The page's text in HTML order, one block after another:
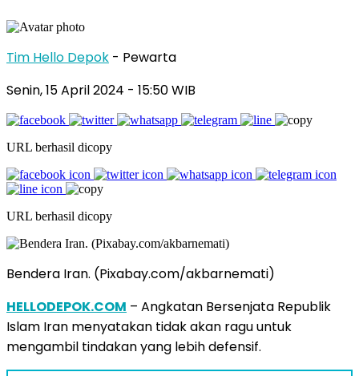
Tim Hello Depok - Pewarta
Senin, 15 April 2024 - 15:50 WIB
URL berhasil dicopy
URL berhasil dicopy
Bendera Iran. (Pixabay.com/akbarnemati)
HELLODEPOK.COM – Angkatan Bersenjata Republik
Islam Iran menyatakan tidak akan ragu untuk
mengambil tindakan yang lebih defensif.